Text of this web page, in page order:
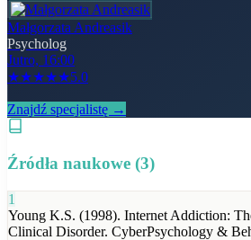
Małgorzata Andreasik
Psycholog
Jutro, 16:00
★★★★★5.0
Znajdź specjalistę →
Źródła naukowe (3)
1
Young K.S. (1998). Internet Addiction:
Clinical Disorder. CyberPsychology &